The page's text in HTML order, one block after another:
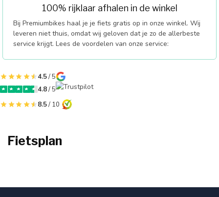
100% rijklaar afhalen in de winkel
Bij Premiumbikes haal je je fiets gratis op in onze winkel. Wij
leveren niet thuis, omdat wij geloven dat je zo de allerbeste
service krijgt. Lees de voordelen van onze service:
4.5/ 5
4.8/ 5
8.5/ 10
Fietsplan